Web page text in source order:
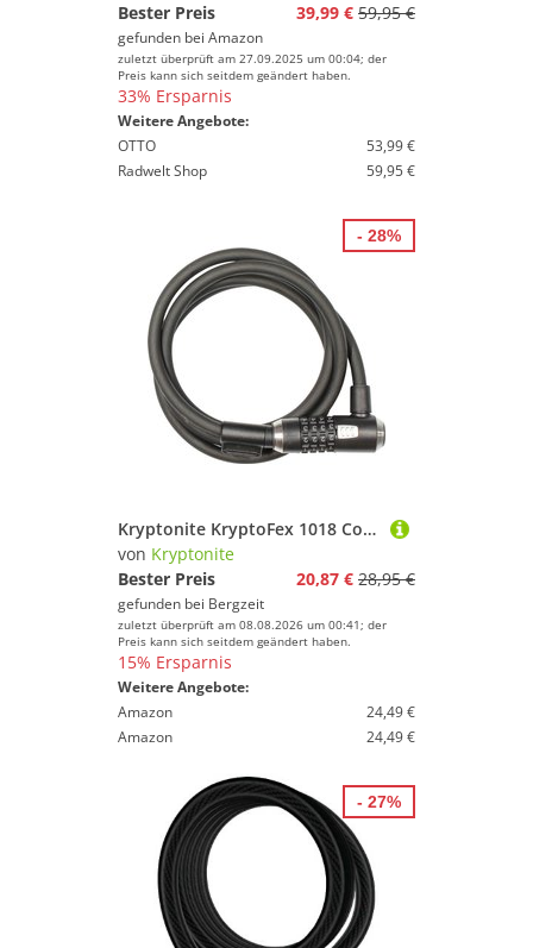
Bester Preis
39,99 € 59,95 €
gefunden bei Amazon
zuletzt überprüft am 27.09.2025 um 00:04; der
Preis kann sich seitdem geändert haben.
33% Ersparnis
Weitere Angebote:
OTTO
53,99 €
Radwelt Shop
59,95 €
Kryptonite KryptoFex 1018 ComboCable Fahrradschloss
von Kryptonite
Bester Preis
20,87 € 28,95 €
gefunden bei Bergzeit
zuletzt überprüft am 08.08.2026 um 00:41; der
Preis kann sich seitdem geändert haben.
15% Ersparnis
Weitere Angebote:
Amazon
24,49 €
Amazon
24,49 €
- 28%
- 27%